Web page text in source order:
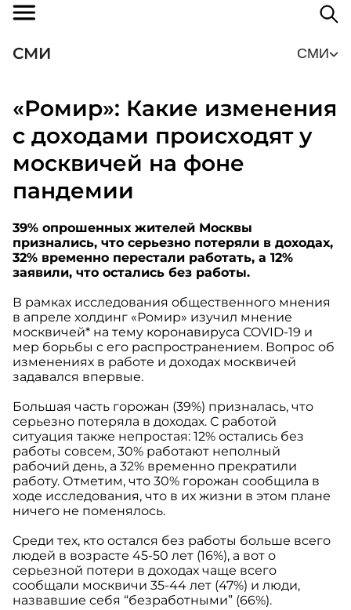
СМИ СМИ
«Ромир»: Какие изменения
с доходами происходят у
москвичей на фоне
пандемии
39% опрошенных жителей Москвы
признались, что серьезно потеряли в доходах,
32% временно перестали работать, а 12%
заявили, что остались без работы.
В рамках исследования общественного мнения
в апреле холдинг «Ромир» изучил мнение
москвичей* на тему коронавируса COVID-19 и
мер борьбы с его распространением. Вопрос об
изменениях в работе и доходах москвичей
задавался впервые.
Большая часть горожан (39%) призналась, что
серьезно потеряла в доходах. С работой
ситуация также непростая: 12% остались без
работы совсем, 30% работают неполный
рабочий день, а 32% временно прекратили
работу. Отметим, что 30% горожан сообщила в
ходе исследования, что в их жизни в этом плане
ничего не поменялось.
Среди тех, кто остался без работы больше всего
людей в возрасте 45-50 лет (16%), а вот о
серьезной потери в доходах чаще всего
сообщали москвичи 35-44 лет (47%) и люди,
назвавшие себя “безработными” (66%).